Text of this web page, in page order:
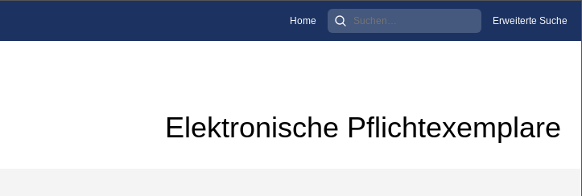
Home Erweiterte Suche
Elektronische Pflichtexemplare